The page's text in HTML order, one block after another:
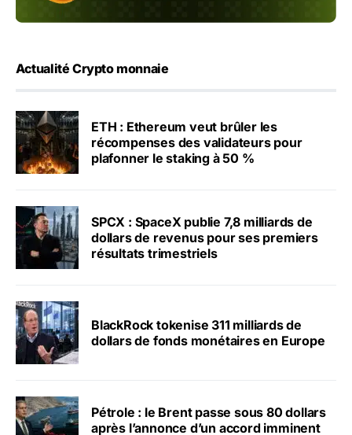
Actualité Crypto monnaie
ETH : Ethereum veut brûler les
récompenses des validateurs pour
plafonner le staking à 50 %
SPCX : SpaceX publie 7,8 milliards de
dollars de revenus pour ses premiers
résultats trimestriels
BlackRock tokenise 311 milliards de
dollars de fonds monétaires en Europe
Pétrole : le Brent passe sous 80 dollars
après l’annonce d’un accord imminent